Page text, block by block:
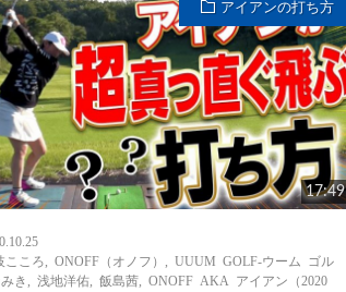
アイアンの打ち方
17:49
こころ
,ONOFF（オノフ） ,UUUM GOLF-ウーム ゴル
き ,浅地洋佑 ,飯島茜 ,ONOFF AKA アイアン（2020